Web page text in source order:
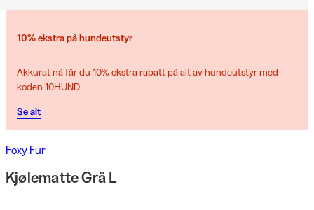
10% ekstra på hundeutstyr
Akkurat nå får du 10% ekstra rabatt på alt av hundeutstyr med
koden 10HUND
Se alt
Foxy Fur
Kjølematte Grå L